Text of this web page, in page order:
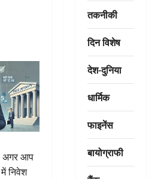
अगर आप
में निवेश
तकनीकी
दिन विशेष
देश-दुनिया
धार्मिक
फाइनेंस
बायोग्राफी